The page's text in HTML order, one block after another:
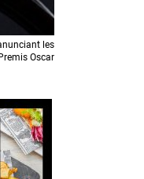
les
Oscar